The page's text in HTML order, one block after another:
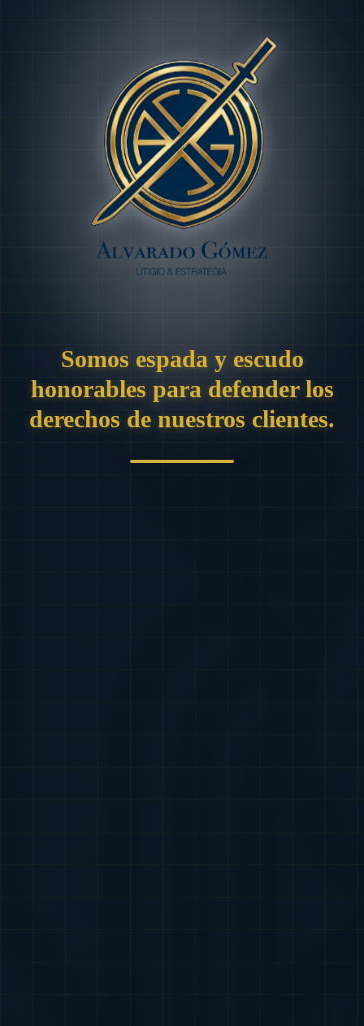
Somos espada y escudo
honorables para defender los
derechos de nuestros clientes.